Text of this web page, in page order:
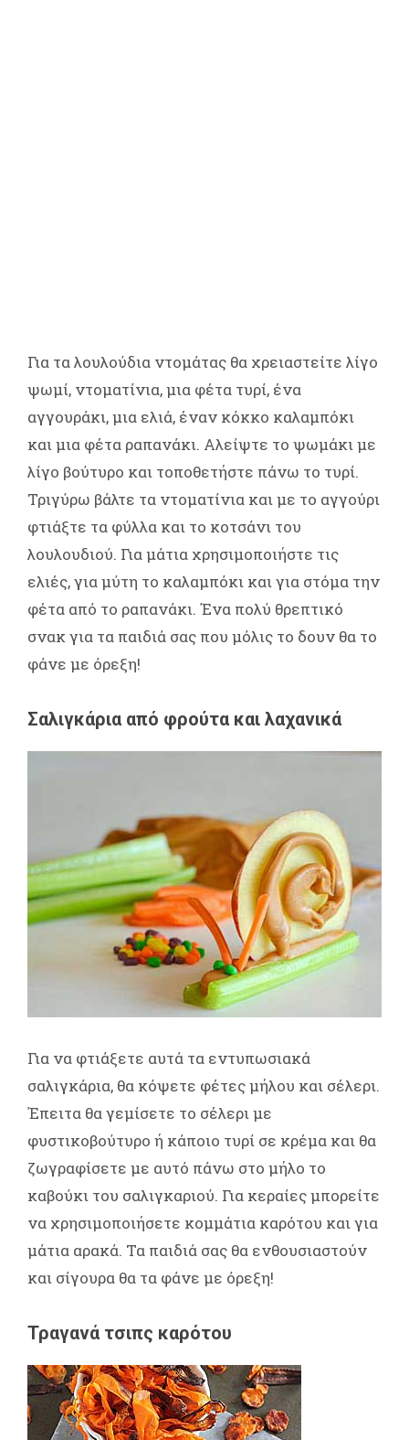
Για τα λουλούδια ντομάτας θα χρειαστείτε λίγο
ψωμί, ντοματίνια, μια φέτα τυρί, ένα
αγγουράκι, μια ελιά, έναν κόκκο καλαμπόκι
και μια φέτα ραπανάκι. Αλείψτε το ψωμάκι με
λίγο βούτυρο και τοποθετήστε πάνω το τυρί.
Τριγύρω βάλτε τα ντοματίνια και με το αγγούρι
φτιάξτε τα φύλλα και το κοτσάνι του
λουλουδιού. Για μάτια χρησιμοποιήστε τις
ελιές, για μύτη το καλαμπόκι και για στόμα την
φέτα από το ραπανάκι. Ένα πολύ θρεπτικό
σνακ για τα παιδιά σας που μόλις το δουν θα το
φάνε με όρεξη!
Σαλιγκάρια από φρούτα και λαχανικά
Για να φτιάξετε αυτά τα εντυπωσιακά
σαλιγκάρια, θα κόψετε φέτες μήλου και σέλερι.
Έπειτα θα γεμίσετε το σέλερι με
φυστικοβούτυρο ή κάποιο τυρί σε κρέμα και θα
ζωγραφίσετε με αυτό πάνω στο μήλο το
καβούκι του σαλιγκαριού. Για κεραίες μπορείτε
να χρησιμοποιήσετε κομμάτια καρότου και για
μάτια αρακά. Τα παιδιά σας θα ενθουσιαστούν
και σίγουρα θα τα φάνε με όρεξη!
Τραγανά τσιπς καρότου